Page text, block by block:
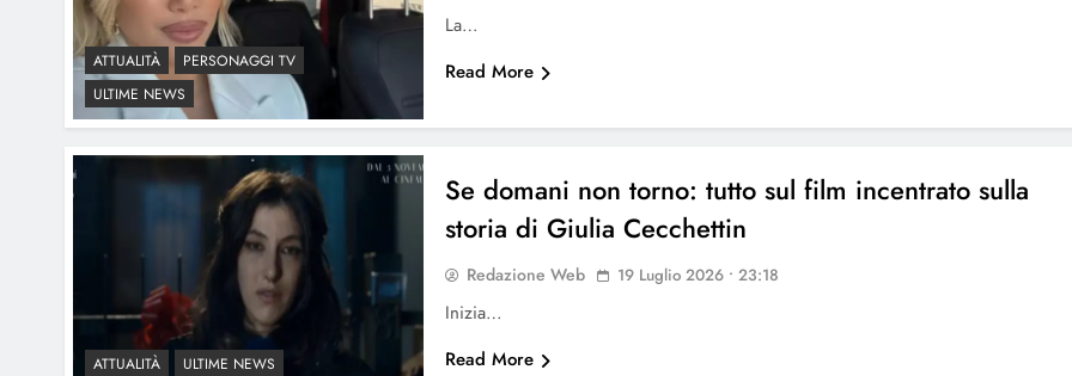
ATTUALITÀ
PERSONAGGI TV
ULTIME NEWS
La…
Read More
ATTUALITÀ ULTIME NEWS
Se domani non torno: tutto sul film incentrato sulla
storia di Giulia Cecchettin
Redazione Web 19 Luglio 2026 • 23:18
Inizia…
Read More